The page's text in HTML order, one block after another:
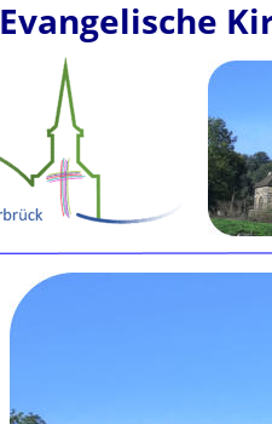
Evangelische